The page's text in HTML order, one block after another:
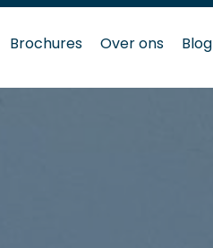
Brochures Over ons Blog